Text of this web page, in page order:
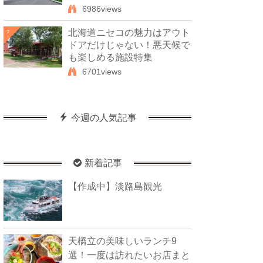
6986views
7
北海道ニセコの魅力はアウト
ドアだけじゃない！悪天候で
も楽しめる施設特集
6701views
今週の人気記事
新着記事
【作成中】淡路島観光
天橋立の美味しいランチ9
選！一度は訪れたいお店まと